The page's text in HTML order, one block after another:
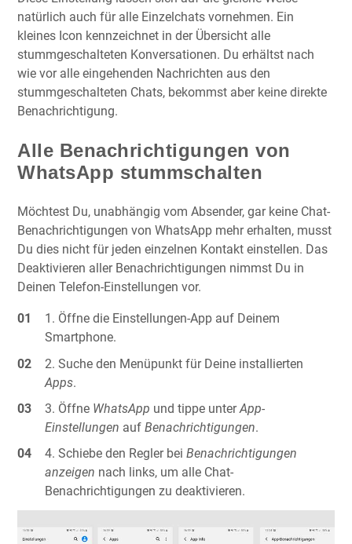
natürlich auch für alle Einzelchats vornehmen. Ein
kleines Icon kennzeichnet in der Übersicht alle
stummgeschalteten Konversationen. Du erhältst nach
wie vor alle eingehenden Nachrichten aus den
stummgeschalteten Chats, bekommst aber keine direkte
Benachrichtigung.
Alle Benachrichtigungen von
WhatsApp stummschalten
Möchtest Du, unabhängig vom Absender, gar keine Chat-
Benachrichtigungen von WhatsApp mehr erhalten, musst
Du dies nicht für jeden einzelnen Kontakt einstellen. Das
Deaktivieren aller Benachrichtigungen nimmst Du in
Deinen Telefon-Einstellungen vor.
Öffne die Einstellungen-App auf Deinem
Smartphone.
Suche den Menüpunkt für Deine installierten
Apps.
Öffne WhatsApp und tippe unterApp-
Einstellungen aufBenachrichtigungen.
Schiebe den Regler beiBenachrichtigungen
anzeigen nach links, um alle Chat-
Benachrichtigungen zu deaktivieren.